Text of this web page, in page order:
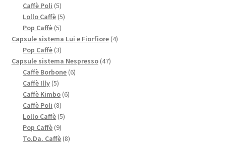
Caffè Poli 55
prodotti
Lollo Caffè 55
Pop Caffè 55
prodotti
Capsule sistema Lui e Fiorfiore 44
Pop Caffè 33
prodotti
Capsule sistema Nespresso 4747
Caffè Borbone 66
Caffè Illy 55
prodotti
Caffè Kimbo 66
Caffè Poli 88
prodotti
Lollo Caffè 55
Pop Caffè 99
prodotti
To.Da. Caffè 88